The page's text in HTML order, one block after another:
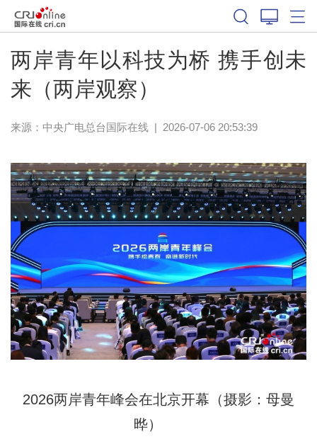
两岸青年以科技为桥 携手创未
来（两岸观察）
来源：中央广电总台国际在线| 2026-07-06 20:53:39
2026两岸青年峰会在北京开幕（摄影：母曼
晔）